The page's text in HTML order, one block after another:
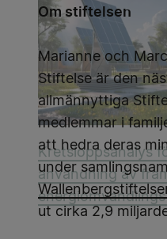
Kretsloppsanalys
användning av
Om stiftelsen
Marianne och
Stiftelse är den
allmännyttiga
medlemmar i
att hedra deras
under
ut cirka 2,9